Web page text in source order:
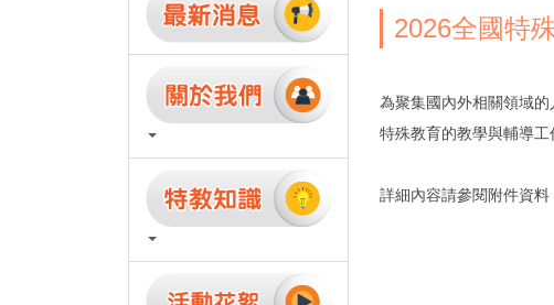
2026全國特
為聚集國內外相關領域
特殊教育的教學與輔導
詳細內容請參閱附件資料